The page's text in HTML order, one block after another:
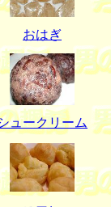
おはぎ
ュークリーム